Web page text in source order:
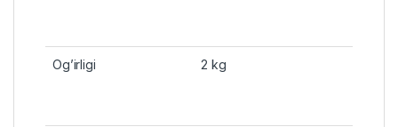
Og’irligi 2 kg